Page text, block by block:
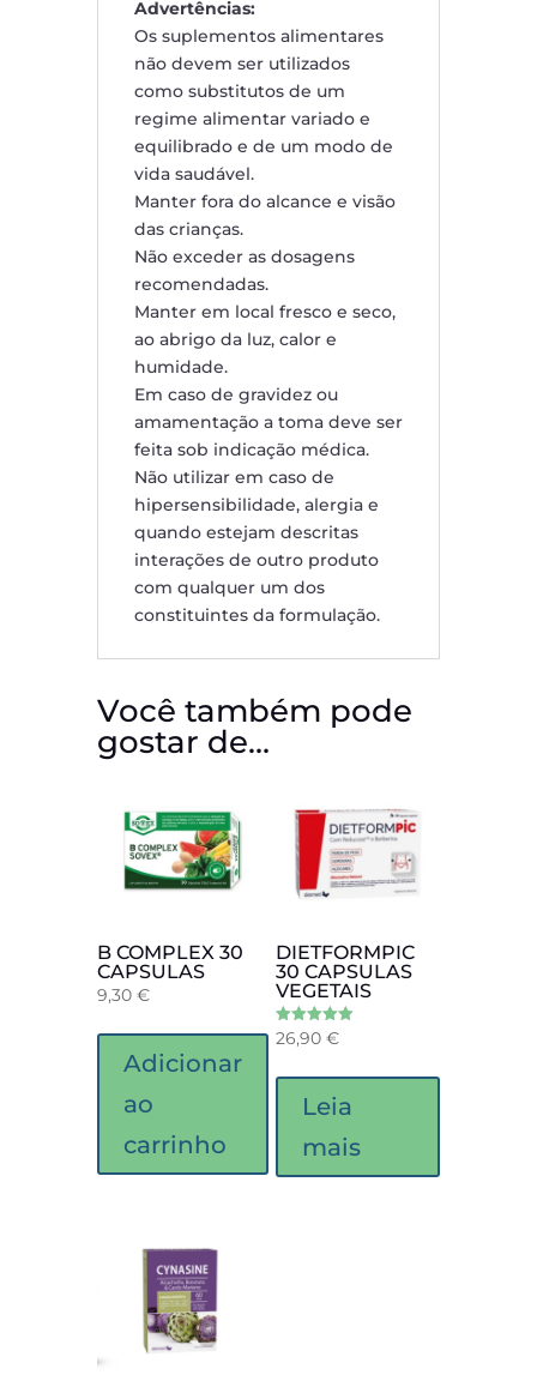
Advertências:
Os suplementos alimentares
não devem ser utilizados
como substitutos de um
regime alimentar variado e
equilibrado e de um modo de
vida saudável.
Manter fora do alcance e visão
das crianças.
Não exceder as dosagens
recomendadas.
Manter em local fresco e seco,
ao abrigo da luz, calor e
humidade.
Em caso de gravidez ou
amamentação a toma deve ser
feita sob indicação médica.
Não utilizar em caso de
hipersensibilidade, alergia e
quando estejam descritas
interações de outro produto
com qualquer um dos
constituintes da formulação.
Você também pode
gostar de…
B COMPLEX 30
CAPSULAS
9,30 €
Adicionar
ao
carrinho
DIETFORMPIC
30 CAPSULAS
VEGETAIS
Avaliação
5.00
26,90 €
Leia
mais